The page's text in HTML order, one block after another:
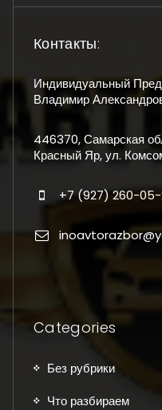
Контакты:
Индивидуальный
Владимир
446370, Самарская
Красный Яр, ул.
+7 (927) 260-
Categories
Без рубрики
Что разбираем